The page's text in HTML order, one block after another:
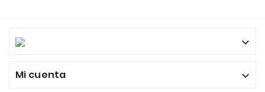

Mi cuenta 